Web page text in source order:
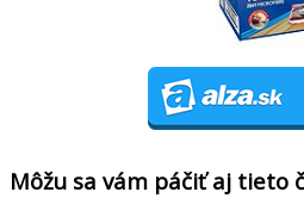
Môžu sa vám páčiť aj tieto